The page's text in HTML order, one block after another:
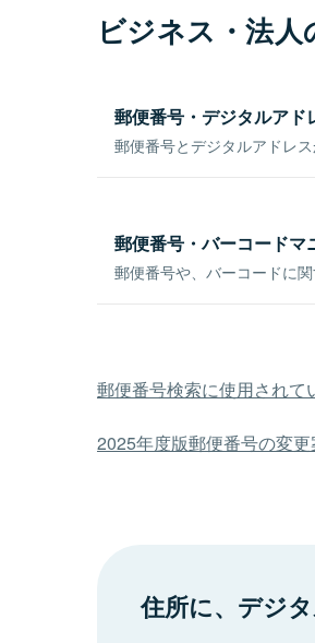
ビジネス・法
郵便番号・デジタルアド
郵便番号とデジタルアドレ
郵便番号・バーコードマ
郵便番号や、バーコードに
郵便番号検索に使用されて
2025年度版郵便番号の変更
住所に、デジ